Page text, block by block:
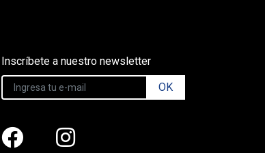
Inscríbete a nuestro newsletter
OK